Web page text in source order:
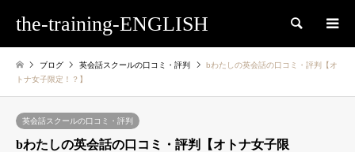
the-training-ENGLISH 検索
ブログ 英会話スクールの口コミ・評判
bわたしの英会話の口コミ・評判【オ
トナ女子限定！？】
英会話スクールの口コミ・評判
bわたしの英会話の口コミ・評判【オトナ女子限